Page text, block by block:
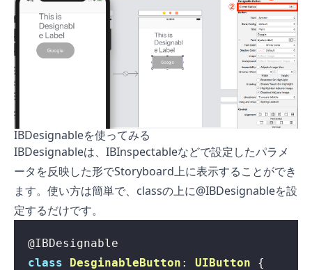
IBDesignableを使ってみる
IBDesignableは、IBInspectableなどで設定したパラメ
ータを反映した形でStoryboard上に表示することができ
ます。使い方は簡単で、classの上に@IBDesignableを設
定するだけです。
class
DesginableButton : UIButton